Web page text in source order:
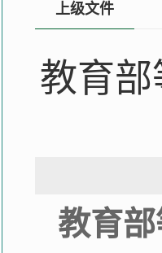
上级文件
教育
教育